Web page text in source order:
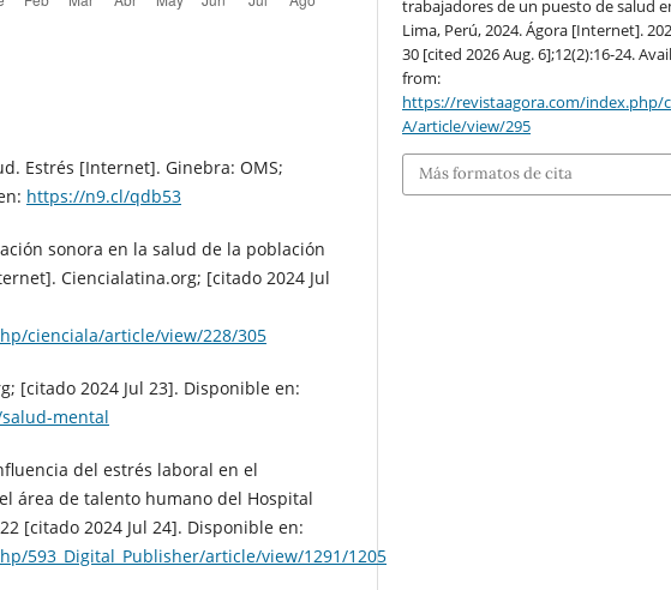
Estrés [Internet]. Ginebra: OMS;
https://n9.cl/qdb53
sonora en la salud de la población
Ciencialatina.org; [citado 2024 Jul
cienciala/article/view/228/305
[citado 2024 Jul 23]. Disponible en:
mental
del estrés laboral en el
área de talento humano del Hospital
[citado 2024 Jul 24]. Disponible en:
593_Digital_Publisher/article/view/1291/1205
trabajadores de un puesto de salud
Lima, Perú, 2024. Ágora [Internet].
30 [cited 2026 Aug. 6];12(2):16-24.
from:
https://revistaagora.com/index.php/
A/article/view/295
Más formatos de cita